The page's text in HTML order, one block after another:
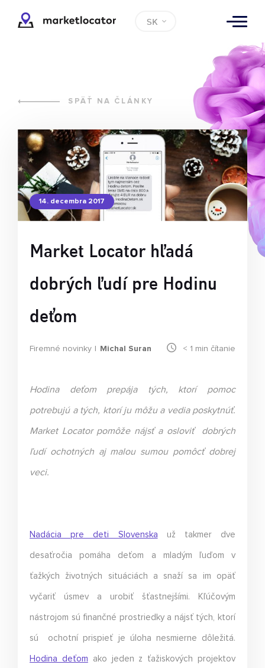
SK
SPÄŤ NA ČLÁNKY
14. decembra 2017
Market Locator hľadá
dobrých ľudí pre Hodinu
deťom
Firemné novinky Michal Suran < 1 min čítanie
Hodina deťom prepája tých, ktorí pomoc
potrebujú a tých, ktorí ju môžu a vedia poskytnúť.
Market Locator pomôže nájsť a osloviť dobrých
ľudí ochotných aj malou sumou pomôcť dobrej
veci.
Nadácia pre deti Slovenska už takmer dve
desaťročia pomáha deťom a mladým ľuďom v
ťažkých životných situáciách a snaží sa im opäť
vyčariť úsmev a urobiť šťastnejšími. Kľúčovým
nástrojom sú finančné prostriedky a nájsť tých, ktorí
sú ochotní prispieť je úloha nesmierne dôležitá.
Hodina deťom ako jeden z ťažiskových projektov